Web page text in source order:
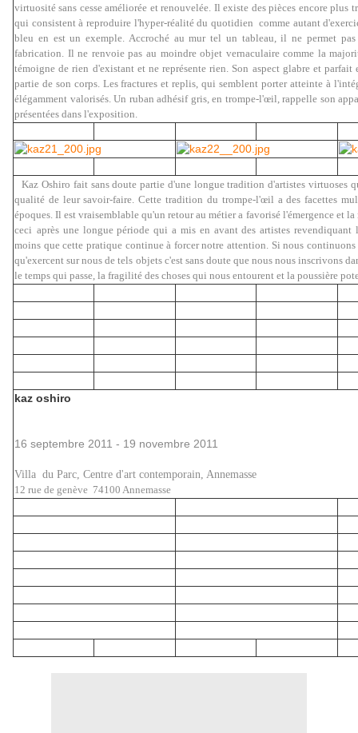
virtuosité sans cesse améliorée et renouvelée. Il existe des pièces encore plus
qui consistent à reproduire l'hyper-réalité du quotidien comme autant
bleu en est un exemple. Accroché au mur tel un tableau, il ne permet
fabrication. Il ne renvoie pas au moindre objet vernaculaire comme la
témoigne de rien d'existant et ne représente rien. Son aspect glabre et parfait
partie de son corps. Les fractures et replis, qui semblent porter atteinte à
élégamment valorisés. Un ruban adhésif gris, en trompe-l'œil, rappelle son
présentées dans l'exposition.
Kaz Oshiro fait sans doute partie d'une longue tradition d'artistes virtuoses
qualité de leur savoir-faire. Cette tradition du trompe-l'œil a des facettes
époques. Il est vraisemblable qu'un retour au métier a favorisé l'émergence et
ceci après une longue période qui a mis en avant des artistes revendiquant
moins que cette pratique continue à forcer notre attention. Si nous
qu'exercent sur nous de tels objets c'est sans doute que nous nous inscrivons
le temps qui passe, la fragilité des choses qui nous entourent et la poussière
kaz oshiro
16 septembre 2011 - 19 novembre 2011
Villa du Parc, Centre d'art contemporain, Annemasse
12 rue de genève 74100 Annemasse